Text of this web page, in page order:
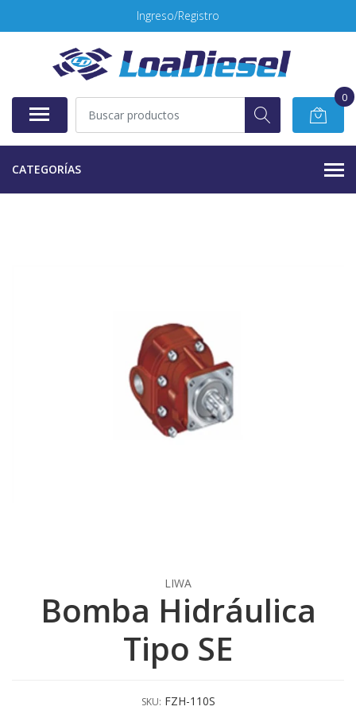
Ingreso/Registro
0
CATEGORÍAS
LIWA
Bomba Hidráulica
Tipo SE
SKU: FZH-110S